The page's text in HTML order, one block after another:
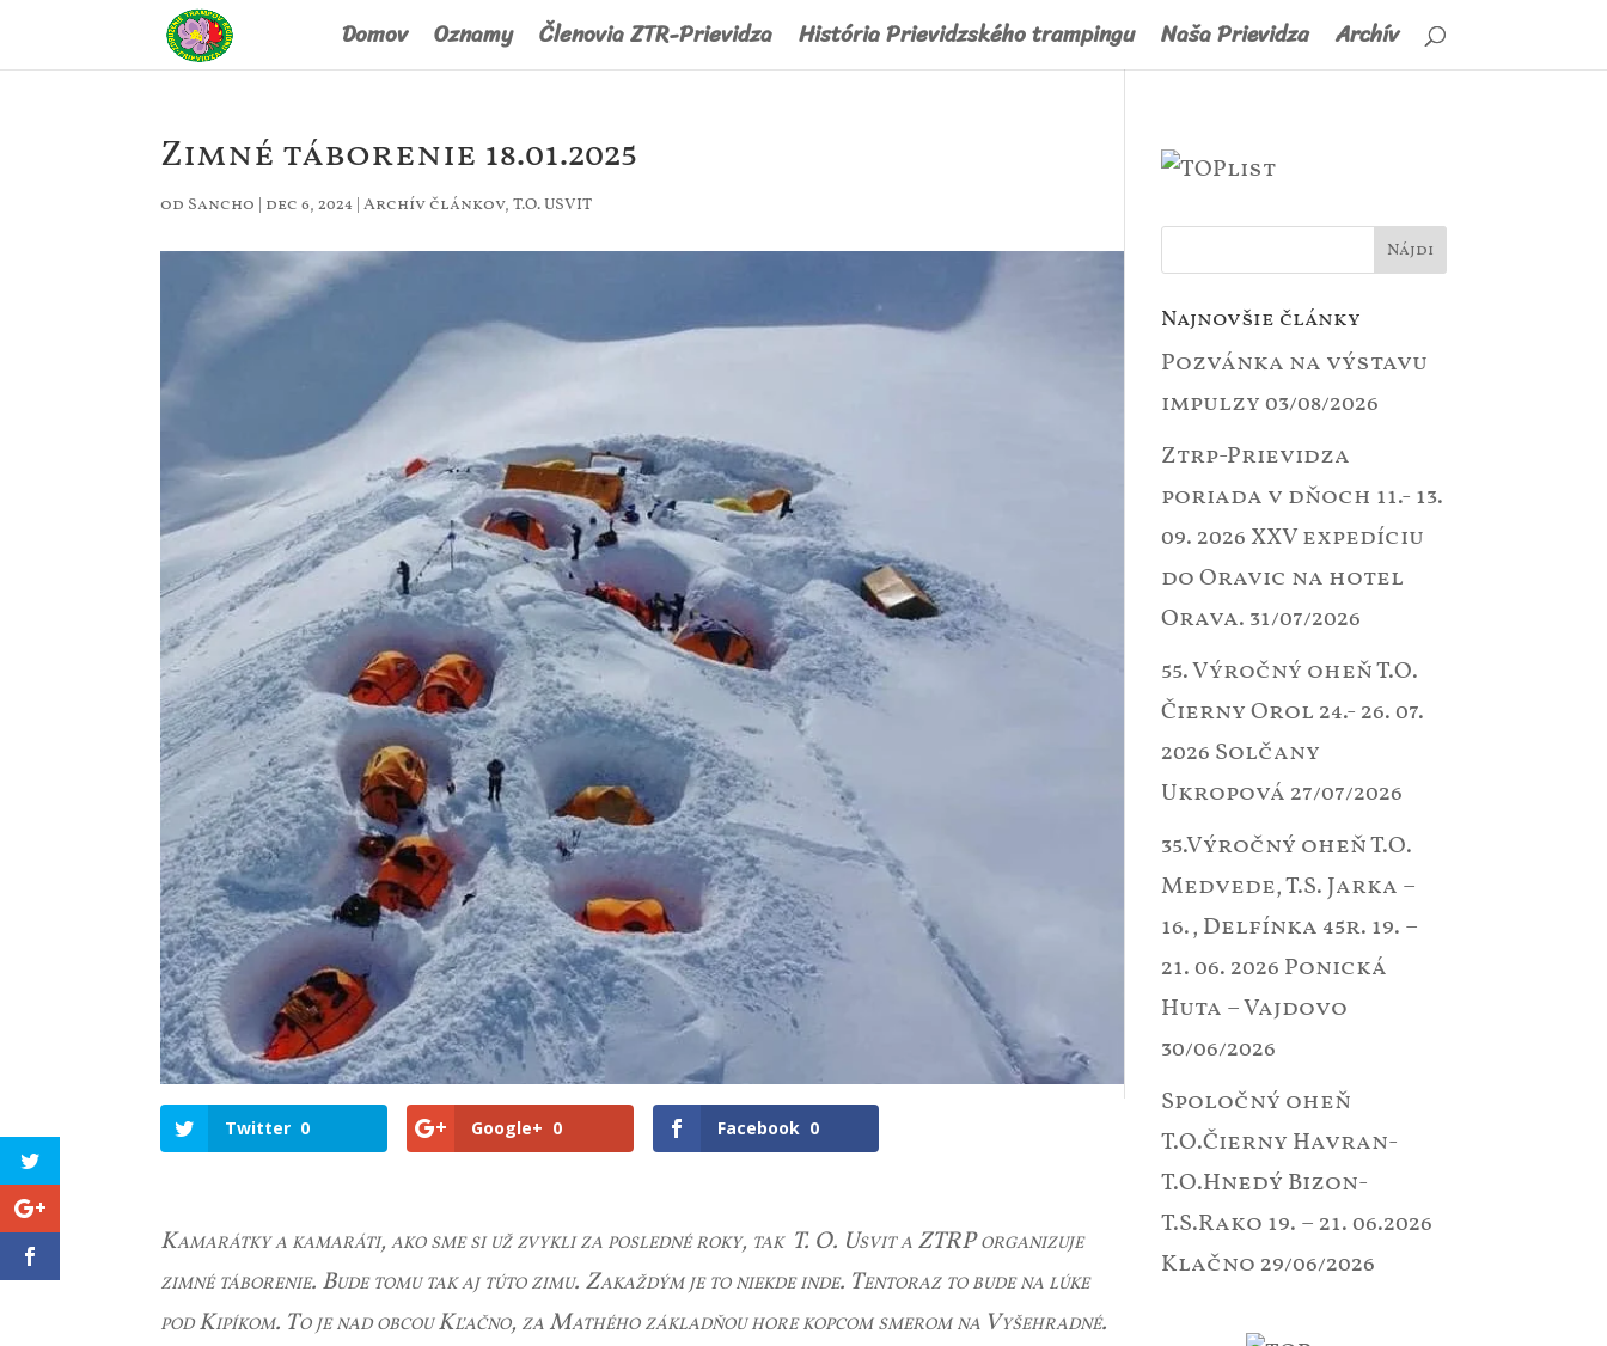
Domov Oznamy Členovia ZTR-Prievidza História Prievidzského trampingu Naša Prievidza Archív
Zimné táborenie 18.01.2025
od Sancho | dec 6, 2024 |Archív článkov,T.O. USVIT
Twitter 0 Google+ 0 Facebook 0
Kamarátky a kamaráti, ako sme si už zvykli za posledné roky, tak T. O. Usvit a ZTRP organizuje
zimné táborenie. Bude tomu tak aj túto zimu. Zakaždým je to niekde inde. Tentoraz to bude na lúke
pod Kipíkom. To je nad obcou Kľačno, za Mathého základňou hore kopcom smerom na Vyšehradné.
Najnovšie články
Pozvánka na výstavu
impulzy 03/08/2026
Ztrp-Prievidza
poriada v dňoch 11.- 13.
09. 2026 XXV expedíciu
do Oravic na hotel
Orava. 31/07/2026
55. Výročný oheň T.O.
Čierny Orol 24.- 26. 07.
2026 Solčany
Ukropová 27/07/2026
35.Výročný oheň T.O.
Medvede, T.S. Jarka –
16., Delfínka 45r. 19. –
21. 06. 2026 Ponická
Huta – Vajdovo
30/06/2026
Spoločný oheň
T.O.Čierny Havran-
T.O.Hnedý Bizon-
T.S.Rako 19. – 21. 06.2026
Klačno 29/06/2026